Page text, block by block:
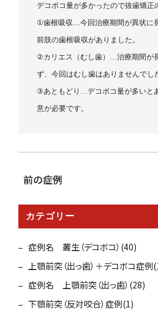
デコボコ量が多かったので抜歯矯正
①歯根吸収…今回治療期間が異状に
前肢の歯根吸収がありました。
②カリエス（むし歯）…治療期間が
ず、今回はむし歯はありませんでし
③あともどり…デコボコ量が多いと
意が必要です。
前の症例
カテゴリー
症例名 叢生（デコボコ）(40)
上顎前突（出っ歯）＋デコボコ症例
症例名 上顎前突（出っ歯）(28)
下顎前突（反対咬合）症例(1)